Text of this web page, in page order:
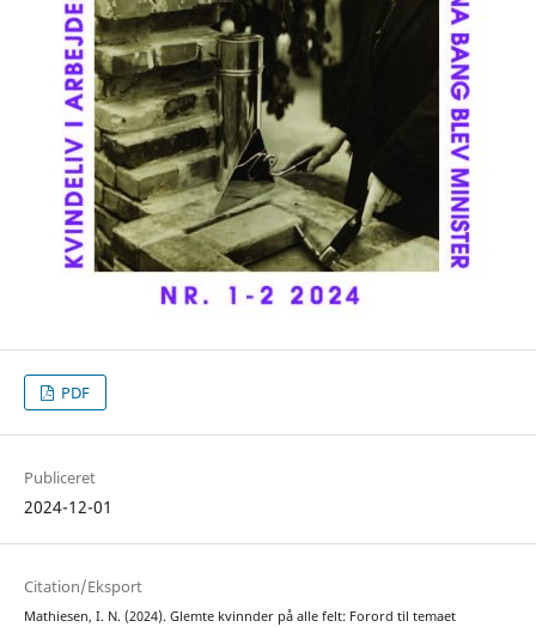
PDF
Publiceret
2024-12-01
Citation/Eksport
Mathiesen, I. N. (2024). Glemte kvinnder på alle felt: Forord til temaet